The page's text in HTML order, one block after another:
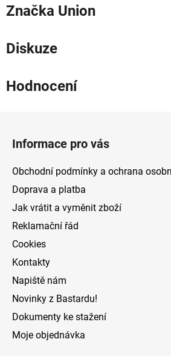
Značka Union
Diskuze
Hodnocení
Informace pro vás
Obchodní podmínky a ochrana
Doprava a platba
Jak vrátit a vyměnit zboží
Reklamační řád
Cookies
Kontakty
Napiště nám
Novinky z Bastardu!
Dokumenty ke stažení
Moje objednávka